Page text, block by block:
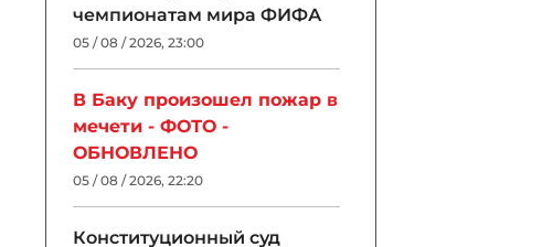
чемпионатам мира ФИФА
05 / 08 / 2026, 23:00
В Баку произошел пожар в
мечети - ФОТО -
ОБНОВЛЕНО
05 / 08 / 2026, 22:20
Конституционный суд